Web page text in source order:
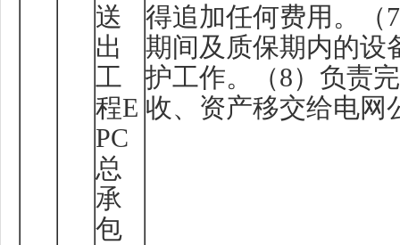
送
出
工
程E
PC
总
承
包
得追加任何费用。（7
期间及质保期内的设
护工作。（8）负责
收、资产移交给电网